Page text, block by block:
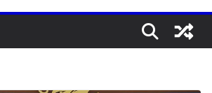
รูปภาษีบุหรี่ต้องถึงจุดเปลี่ยน สมาคม
รค้ายาสูบไทย หนุนโครงสร้างอัตรา
ว ลดบิดเบือนตลาด เพิ่ม